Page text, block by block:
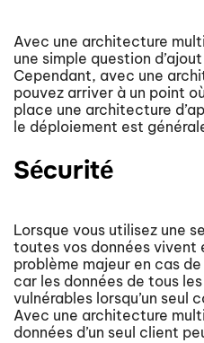
Avec une architecture
une simple question
Cependant, avec une
pouvez arriver à un point
place une architecture
le déploiement est
Sécurité
Lorsque vous utilisez une
toutes vos données vivent
problème majeur en cas
car les données de tous
vulnérables lorsqu’un seul
Avec une architecture
données d’un seul client